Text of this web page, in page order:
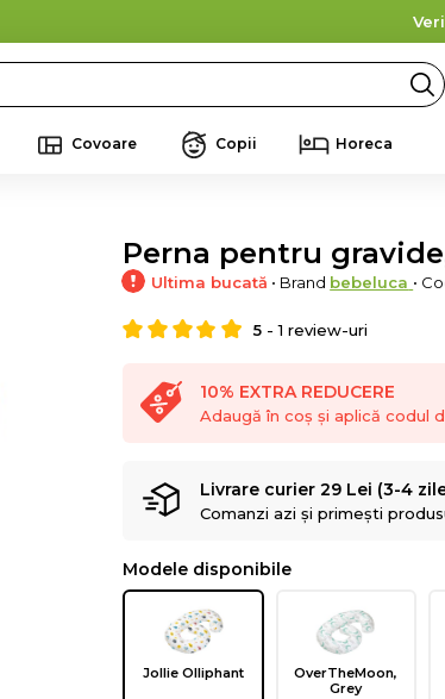
Covoare Copii Horeca
Perna pentru
Ultima bucată • Brand bebeluca •
5 -1 review-uri
10% EXTRA REDUCERE
Adaugă în coș și aplică codul
Livrare curier 29 Lei (3-4
Comanzi azi și primești
Modele disponibile
Jollie Olliphant
OverTheMoon,
Grey